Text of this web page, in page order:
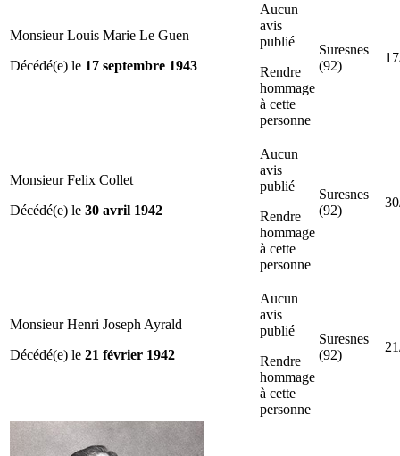
Monsieur Louis Marie Le Guen
Décédé(e) le 17 septembre 1943
Aucun
avis
publié
Rendre
hommage
à cette
personne
Suresnes
(92)
Monsieur Felix Collet
Décédé(e) le 30 avril 1942
Aucun
avis
publié
Rendre
hommage
à cette
personne
Suresnes
(92)
Monsieur Henri Joseph Ayrald
Décédé(e) le 21 février 1942
Aucun
avis
publié
Rendre
hommage
à cette
personne
Suresnes
(92)